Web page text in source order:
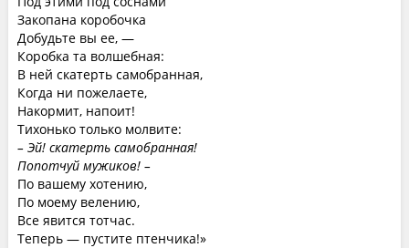
Закопана коробочка
Добудьте вы ее, —
Коробка та волшебная:
В ней скатерть самобранная,
Когда ни пожелаете,
Накормит, напоит!
Тихонько только молвите:
– Эй! скатерть самобранная!
Попотчуй мужиков! –
По вашему хотению,
По моему велению,
Все явится тотчас.
Теперь — пустите птенчика!»